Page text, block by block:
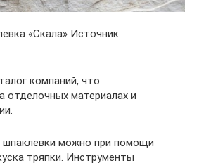
«Скала» Источник
компаний, что
отделочных материалах и
можно при помощи
тряпки. Инструменты